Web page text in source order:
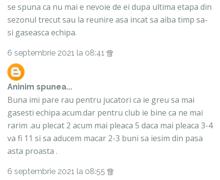
se spuna ca nu mai e nevoie de ei dupa ultima etapa din
sezonul trecut sau la reunire asa incat sa aiba timp sa-
si gaseasca echipa.
6 septembrie 2021 la 08:41
Aninim spunea...
Buna imi pare rau pentru jucatori ca ie greu sa mai
gasesti echipa acum.dar pentru club ie bine ca ne mai
rarim .au plecat 2 acum mai pleaca 5 daca mai pleaca 3-4
va fi 11 si sa aducem macar 2-3 buni sa iesim din pasa
asta proasta .
6 septembrie 2021 la 08:55